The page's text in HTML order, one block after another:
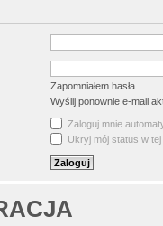
Zapomniałem hasła
Wyślij ponownie e-mail
Zaloguj mnie
Ukryj mój status w